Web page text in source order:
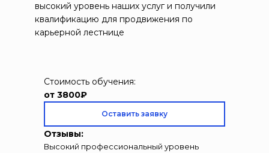
высокий уровень наших услуг и получили
квалификацию для продвижения по
карьерной лестнице
Стоимость обучения:
от 3800₽
Оставить заявку
Отзывы:
Высокий профессиональный уровень